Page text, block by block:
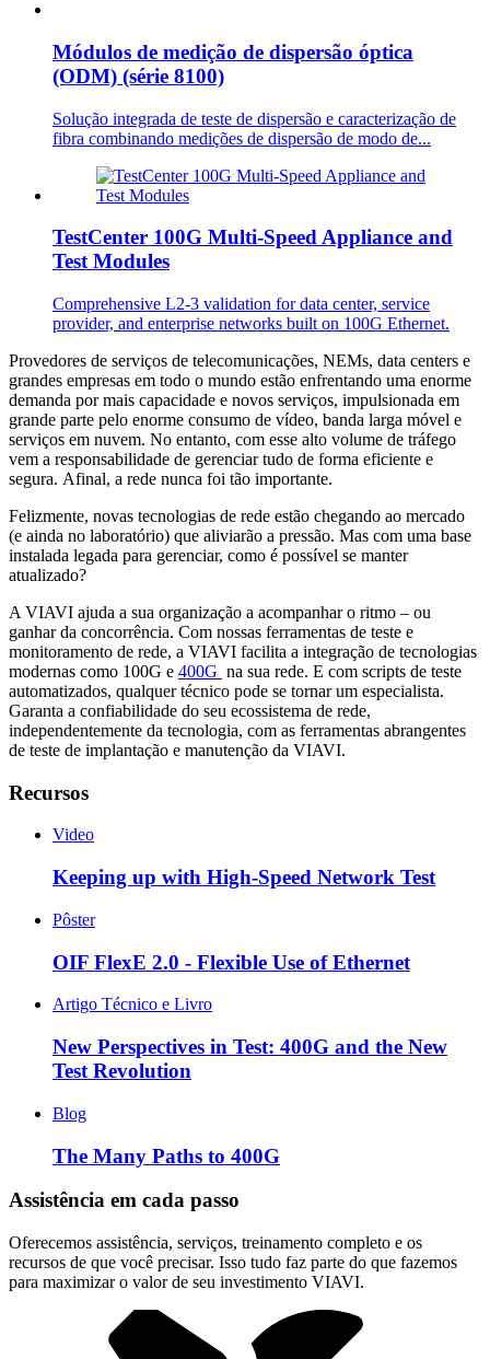
Módulos de medição de dispersão óptica
(ODM) (série 8100)
Solução integrada de teste de dispersão e caracterização de
fibra combinando medições de dispersão de modo de...
TestCenter 100G Multi-Speed Appliance and
Test Modules
Comprehensive L2-3 validation for data center, service
provider, and enterprise networks built on 100G Ethernet.
Provedores de serviços de telecomunicações, NEMs, data centers e
grandes empresas em todo o mundo estão enfrentando uma enorme
demanda por mais capacidade e novos serviços, impulsionada em
grande parte pelo enorme consumo de vídeo, banda larga móvel e
serviços em nuvem. No entanto, com esse alto volume de tráfego
vem a responsabilidade de gerenciar tudo de forma eficiente e
segura. Afinal, a rede nunca foi tão importante.
Felizmente, novas tecnologias de rede estão chegando ao mercado
(e ainda no laboratório) que aliviarão a pressão. Mas com uma base
instalada legada para gerenciar, como é possível se manter
atualizado?
A VIAVI ajuda a sua organização a acompanhar o ritmo – ou
ganhar da concorrência. Com nossas ferramentas de teste e
monitoramento de rede, a VIAVI facilita a integração de tecnologias
modernas como 100G e 400G na sua rede. E com scripts de teste
automatizados, qualquer técnico pode se tornar um especialista.
Garanta a confiabilidade do seu ecossistema de rede,
independentemente da tecnologia, com as ferramentas abrangentes
de teste de implantação e manutenção da VIAVI.
Recursos
Video
Keeping up with High-Speed Network Test
Pôster
OIF FlexE 2.0 - Flexible Use of Ethernet
Artigo Técnico e Livro
New Perspectives in Test: 400G and the New
Test Revolution
Blog
The Many Paths to 400G
Assistência em cada passo
Oferecemos assistência, serviços, treinamento completo e os
recursos de que você precisar. Isso tudo faz parte do que fazemos
para maximizar o valor de seu investimento VIAVI.